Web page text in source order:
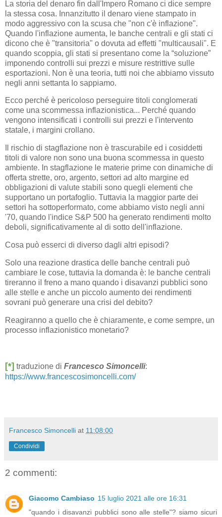
La storia del denaro fin dall'Impero Romano ci dice sempre
la stessa cosa. Innanzitutto il denaro viene stampato in
modo aggressivo con la scusa che "non c'è inflazione".
Quando l'inflazione aumenta, le banche centrali e gli stati ci
dicono che è "transitoria" o dovuta ad effetti "multicausali". E
quando scoppia, gli stati si presentano come la “soluzione”
imponendo controlli sui prezzi e misure restrittive sulle
esportazioni. Non è una teoria, tutti noi che abbiamo vissuto
negli anni settanta lo sappiamo.
Ecco perché è pericoloso perseguire titoli conglomerati
come una scommessa inflazionistica... Perché quando
vengono intensificati i controlli sui prezzi e l'intervento
statale, i margini crollano.
Il rischio di stagflazione non è trascurabile ed i cosiddetti
titoli di valore non sono una buona scommessa in questo
ambiente. In stagflazione le materie prime con dinamiche di
offerta strette, oro, argento, settori ad alto margine ed
obbligazioni di valute stabili sono quegli elementi che
supportano un portafoglio. Tuttavia la maggior parte dei
settori ha sottoperformato, come abbiamo visto negli anni
'70, quando l'indice S&P 500 ha generato rendimenti molto
deboli, significativamente al di sotto dell'inflazione.
Cosa può esserci di diverso dagli altri episodi?
Solo una reazione drastica delle banche centrali può
cambiare le cose, tuttavia la domanda è: le banche centrali
tireranno il freno a mano quando i disavanzi pubblici sono
alle stelle e anche un piccolo aumento dei rendimenti
sovrani può generare una crisi del debito?
Reagiranno a quello che è chiaramente, e come sempre, un
processo inflazionistico monetario?
[*] traduzione di Francesco Simoncelli:
https://www.francescosimoncelli.com/
Francesco Simoncelli at 11:08:00
Condividi
2 commenti:
Giacomo Cambiaso 15 luglio 2021 alle ore 16:31
"quando i disavanzi pubblici sono alle stelle"? siamo sicuri